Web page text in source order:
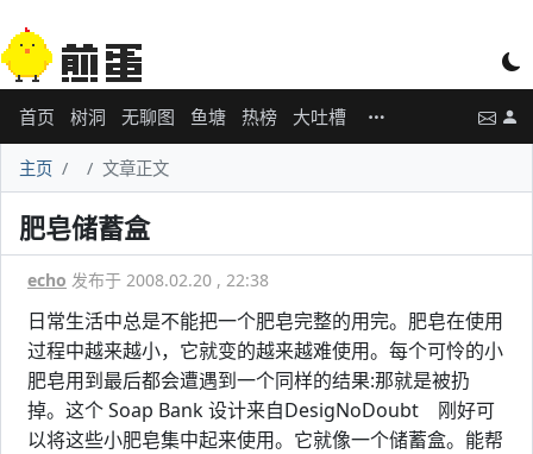
首页 树洞 无聊图 鱼塘 热榜 大吐槽
主页 文章正文
肥皂储蓄盒
echo 发布于 2008.02.20 , 22:38
日常生活中总是不能把一个肥皂完整的用完。肥皂在使用
过程中越来越小，它就变的越来越难使用。每个可怜的小
肥皂用到最后都会遭遇到一个同样的结果:那就是被扔
掉。这个 Soap Bank 设计来自DesigNoDoubt 刚好可
以将这些小肥皂集中起来使用。它就像一个储蓄盒。能帮